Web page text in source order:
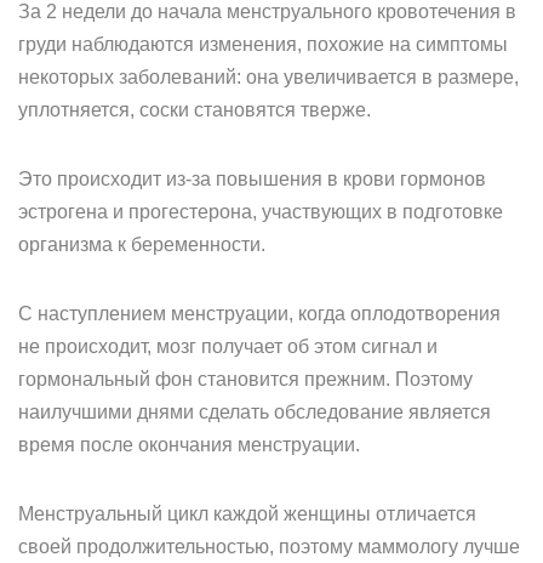
За 2 недели до начала менструального кровотечения в
груди наблюдаются изменения, похожие на симптомы
некоторых заболеваний: она увеличивается в размере,
уплотняется, соски становятся тверже.
Это происходит из-за повышения в крови гормонов
эстрогена и прогестерона, участвующих в подготовке
организма к беременности.
С наступлением менструации, когда оплодотворения
не происходит, мозг получает об этом сигнал и
гормональный фон становится прежним. Поэтому
наилучшими днями сделать обследование является
время после окончания менструации.
Менструальный цикл каждой женщины отличается
своей продолжительностью, поэтому маммологу лучше